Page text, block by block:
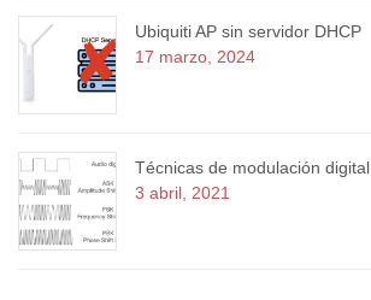
Ubiquiti AP sin servidor DHCP
17 marzo, 2024
Técnicas de modulación digital
3 abril, 2021